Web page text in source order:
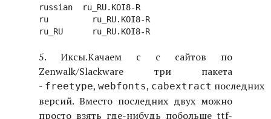
russian  ru_RU.KOI8-R
ru         ru_RU.KOI8-R
5. Иксы.Качаем с с сайтов по
Zenwalk/Slackware три пакета
- freetype, webfonts, cabextract последних
версий. Вместо последних двух можно
просто взять где-нибудь побольше ttf-